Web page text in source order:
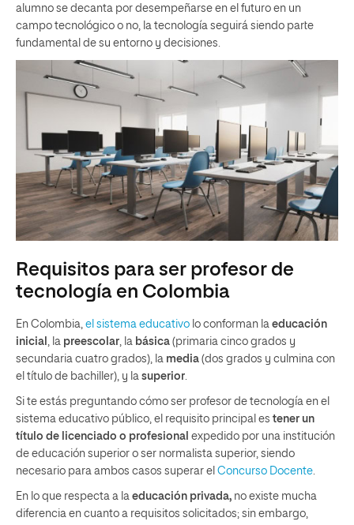
alumno se decanta por desempeñarse en el futuro en un
campo tecnológico o no, la tecnología seguirá siendo parte
fundamental de su entorno y decisiones.
Requisitos para ser profesor de
tecnología en Colombia
En Colombia, el sistema educativo lo conforman la educación
inicial , la preescolar, la básica (primaria cinco grados y
secundaria cuatro grados), la media (dos grados y culmina con
el título de bachiller), y la superior.
Si te estás preguntando cómo ser profesor de tecnología en el
sistema educativo público, el requisito principal es tener un
título de licenciado o profesional expedido por una institución
de educación superior o ser normalista superior, siendo
necesario para ambos casos superar el Concurso Docente.
En lo que respecta a la educación privada, no existe mucha
diferencia en cuanto a requisitos solicitados; sin embargo,